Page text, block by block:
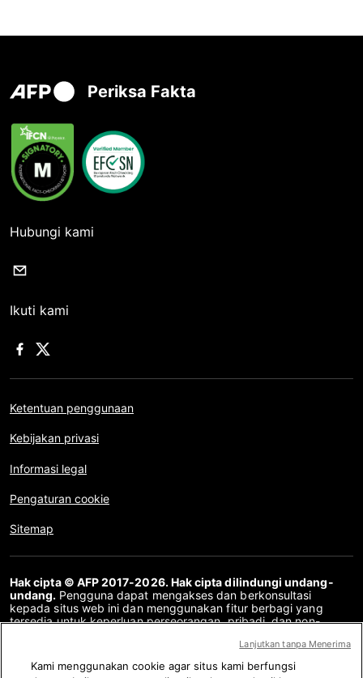
Periksa Fakta
Hubungi kami
Ikuti kami
Ketentuan penggunaan
Kebijakan privasi
Informasi legal
Pengaturan cookie
Sitemap
Hak cipta © AFP 2017-2026. Hak cipta dilindungi undang-
undang. Pengguna dapat mengakses dan berkonsultasi
kepada situs web ini dan menggunakan fitur berbagi yang
tersedia untuk keperluan perseorangan, pribadi, dan non-
komunikasi kepada publik atau pendistribusian konten situs
web ini, secara keseluruhan atau sebagian, untuk tujuan lain
dan/atau dengan cara lain, tanpa perjanjian lisensi khusus yang
Kami menggunakan cookie agar situs kami berfungsi
Lanjutkan tanpa Menerima